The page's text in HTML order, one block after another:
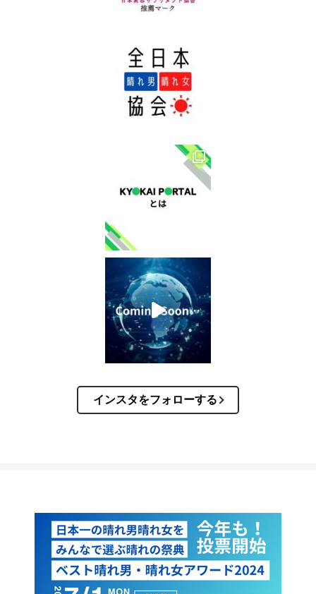
インスタをフォローする